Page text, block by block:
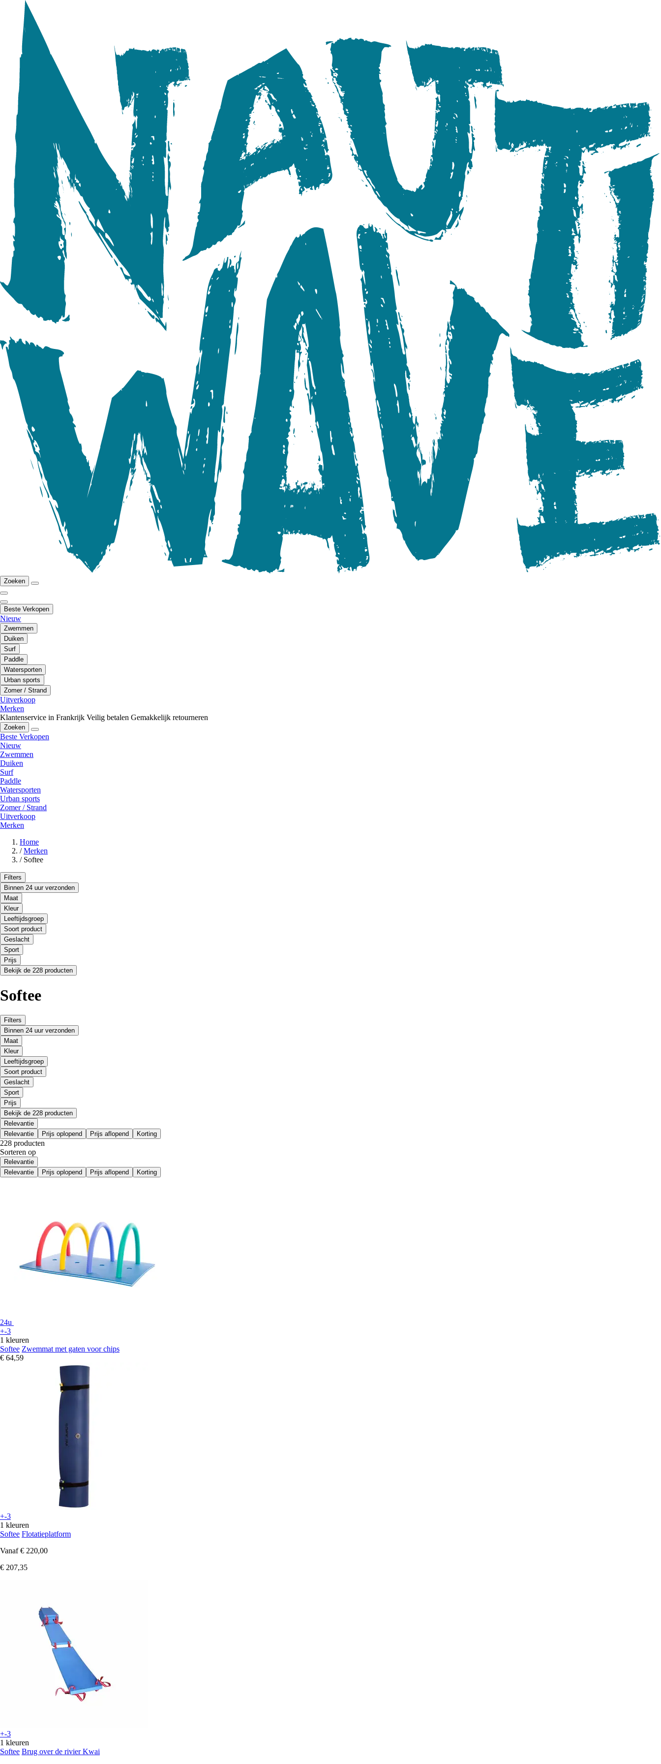
Zoeken
Beste Verkopen
Nieuw
Zwemmen
Duiken
Surf
Paddle
Watersporten
Urban sports
Zomer / Strand
Uitverkoop
Merken
Klantenservice in Frankrijk Veilig betalen Gemakkelijk retourneren
Zoeken
Beste Verkopen
Nieuw
Zwemmen
Duiken
Surf
Paddle
Watersporten
Urban sports
Zomer / Strand
Uitverkoop
Merken
Home
/ Merken
/ Softee
Filters
Binnen 24 uur verzonden
Maat
Kleur
Leeftijdsgroep
Soort product
Geslacht
Sport
Prijs
Bekijk de 228 producten
Softee
Filters
Binnen 24 uur verzonden
Maat
Kleur
Leeftijdsgroep
Soort product
Geslacht
Sport
Prijs
Bekijk de 228 producten
Relevantie
Relevantie
Prijs oplopend Prijs aflopend Korting
228 producten
Sorteren op
Relevantie
Relevantie
Prijs oplopend Prijs aflopend Korting
24u
+-3
1 kleuren
Softee Zwemmat met gaten voor chips
€ 64,59
+-3
1 kleuren
Softee Flotatieplatform
Vanaf € 220,00
€ 207,35
+-3
1 kleuren
Softee Brug over de rivier Kwai